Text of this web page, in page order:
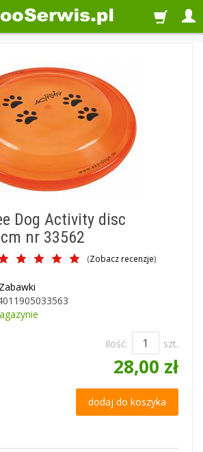
Dog Activity disc
nr 33562
(Zobacz recenzje)
Ilość: szt.
28,00 zł
dodaj do koszyka